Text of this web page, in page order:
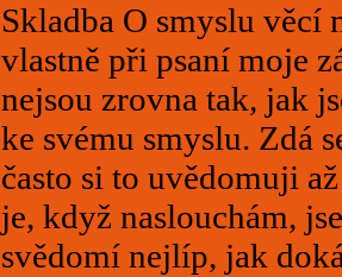
Skladba O smyslu věcí
vlastně při psaní moje
nejsou zrovna tak, jak
ke svému smyslu. Zdá
často si to uvědomuji
je, když naslouchám,
svědomí nejlíp, jak